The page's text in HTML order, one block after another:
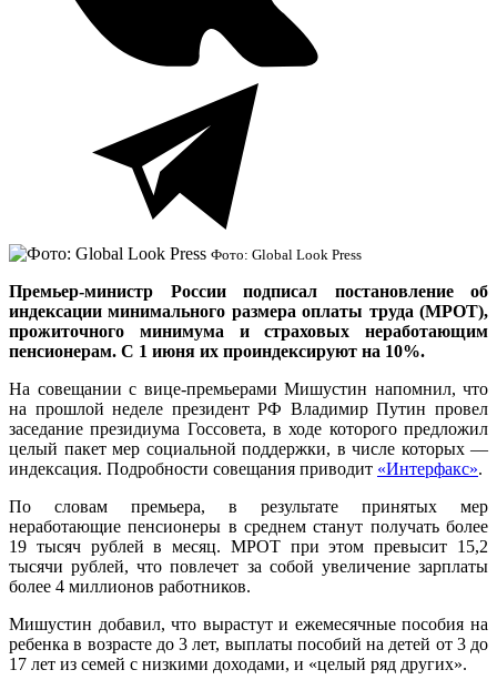
Фото: Global Look Press
Премьер-министр России подписал постановление об
индексации минимального размера оплаты труда (МРОТ),
прожиточного минимума и страховых неработающим
пенсионерам. С 1 июня их проиндексируют на 10%.
На совещании с вице-премьерами Мишустин напомнил, что
на прошлой неделе президент РФ Владимир Путин провел
заседание президиума Госсовета, в ходе которого предложил
целый пакет мер социальной поддержки, в числе которых —
индексация. Подробности совещания приводит «Интерфакс».
По словам премьера, в результате принятых мер
неработающие пенсионеры в среднем станут получать более
19 тысяч рублей в месяц. МРОТ при этом превысит 15,2
тысячи рублей, что повлечет за собой увеличение зарплаты
более 4 миллионов работников.
Мишустин добавил, что вырастут и ежемесячные пособия на
ребенка в возрасте до 3 лет, выплаты пособий на детей от 3 до
17 лет из семей с низкими доходами, и «целый ряд других».